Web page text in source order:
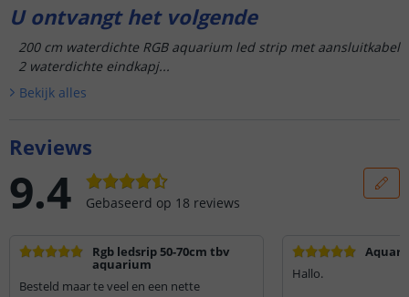
U ontvangt het volgende
200 cm waterdichte RGB aquarium led strip met aansluitkabel
2 waterdichte eindkapj...
Bekijk alles
Reviews
9.4 Gebaseerd op 18 reviews
Rgb ledsrip 50-70cm tbv
aquarium
Besteld maar te veel en een nette
Hallo.